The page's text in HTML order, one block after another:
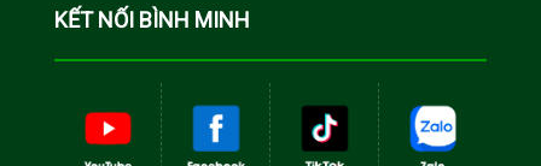
KẾT NỐI BÌNH MINH